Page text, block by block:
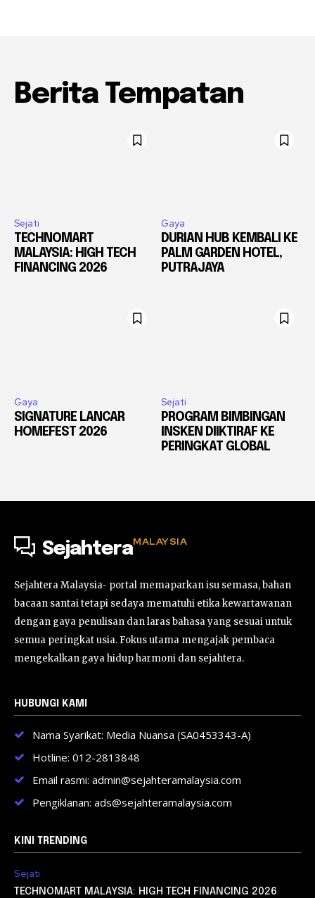
Berita Tempatan
Sejati
TECHNOMART
MALAYSIA: HIGH TECH
FINANCING 2026
Gaya
DURIAN HUB KEMBALI KE
PALM GARDEN HOTEL,
PUTRAJAYA
Gaya
SIGNATURE LANCAR
HOMEFEST 2026
Sejati
PROGRAM BIMBINGAN
INSKEN DIIKTIRAF KE
PERINGKAT GLOBAL
SejahteraMALAYSIA
Sejahtera Malaysia- portal memaparkan isu semasa, bahan
bacaan santai tetapi sedaya mematuhi etika kewartawanan
dengan gaya penulisan dan laras bahasa yang sesuai untuk
semua peringkat usia. Fokus utama mengajak pembaca
mengekalkan gaya hidup harmoni dan sejahtera.
HUBUNGI KAMI
Nama Syarikat: Media Nuansa (SA0453343-A)
Hotline: 012-2813848
Email rasmi: admin@sejahteramalaysia.com
Pengiklanan: ads@sejahteramalaysia.com
KINI TRENDING
Sejati
TECHNOMART MALAYSIA: HIGH TECH FINANCING 2026